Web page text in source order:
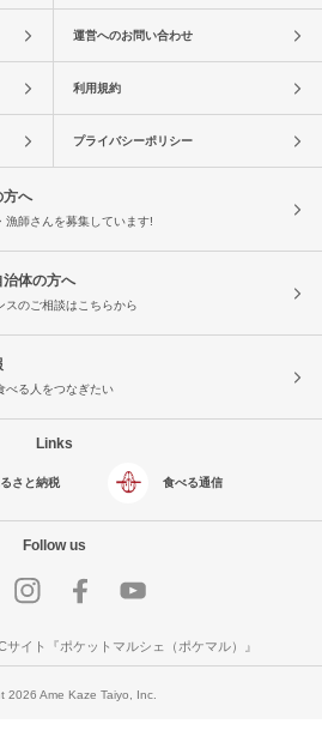
運営へのお問い合わせ
利用規約
プライバシーポリシー
方へ
漁師さんを募集しています!
治体の方へ
スのご相談はこちらから
べる人をつなぎたい
Links
さと納税 食べる通信
Follow us
イト『ポケットマルシェ（ポケマル）』
2026 Ame Kaze Taiyo, Inc.